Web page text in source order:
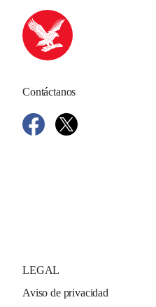
Contáctanos
LEGAL
Aviso de privacidad